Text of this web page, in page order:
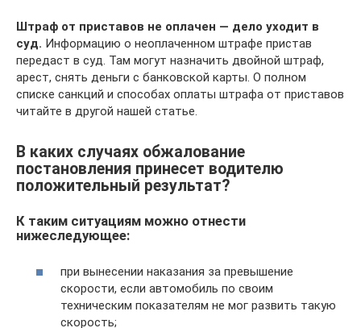
Штраф от приставов не оплачен — дело уходит в
суд. Информацию о неоплаченном штрафе пристав
передаст в суд. Там могут назначить двойной штраф,
арест, снять деньги с банковской карты. О полном
списке санкций и способах оплаты штрафа от приставов
читайте в другой нашей статье.
В каких случаях обжалование
постановления принесет водителю
положительный результат?
К таким ситуациям можно отнести
нижеследующее:
при вынесении наказания за превышение
скорости, если автомобиль по своим
техническим показателям не мог развить такую
скорость;